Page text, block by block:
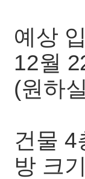
예상
12월
(원하
건물 4
방 크